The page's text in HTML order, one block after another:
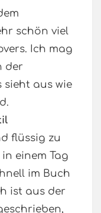
schön viel
Ich mag
der
sieht aus wie
flüssig zu
einem Tag
im Buch
ist aus der